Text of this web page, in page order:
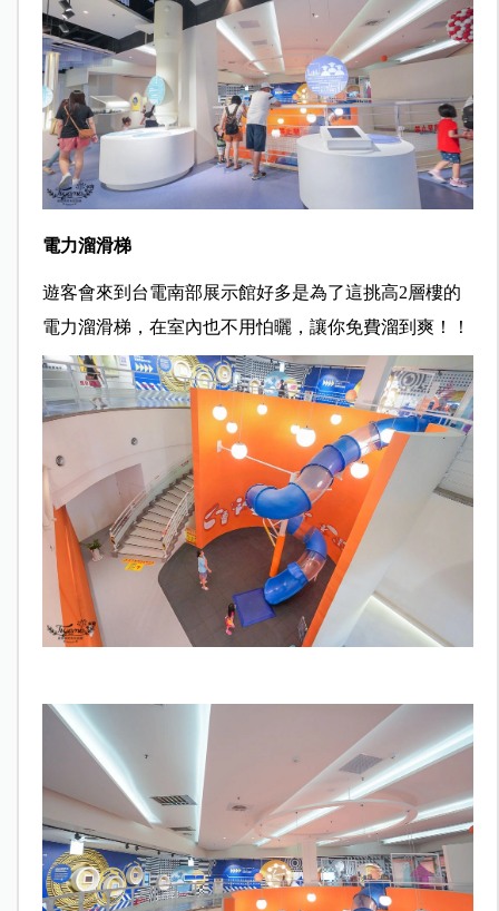
電力溜滑梯
遊客會來到台電南部展示館好多是為了這挑高2層樓的
電力溜滑梯，在室內也不用怕曬，讓你免費溜到爽！！